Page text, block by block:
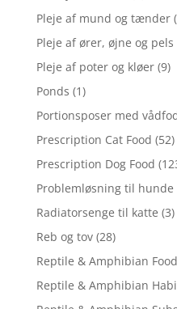
Pleje af mund og tænder
Pleje af ører, øjne og pels
Pleje af poter og kløer (9)
Ponds (1)
Portionsposer med
Prescription Cat Food (52)
Prescription Dog Food
Problemløsning til hunde
Radiatorsenge til katte (3)
Reb og tov (28)
Reptile & Amphibian Food
Reptile & Amphibian